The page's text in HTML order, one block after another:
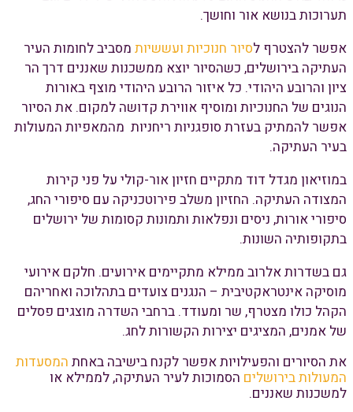
תערוכות בנושא אור וחושך.
אפשר להצטרף לסיור חנוכיות ועששיות מסביב לחומות העיר
העתיקה בירושלים, כשהסיור יוצא ממשכנות שאננים דרך הר
ציון והרובע היהודי. כל איזור הרובע היהודי מוצף באורות
הנוגים של החנוכיות ומוסיף אווירת קדושה למקום. את הסיור
אפשר להמתיק בעזרת סופגניות ריחניות מהמאפיות המעולות
בעיר העתיקה.
במוזיאון מגדל דוד מתקיים חזיון אור-קולי על פני קירות
המצודה העתיקה. החזיון משלב פירוטכניקה עם סיפורי החג,
סיפורי אורות, ניסים ונפלאות ותמונות קסומות של ירושלים
בתקופותיה השונות.
גם בשדרות אלרוב ממילא מתקיימים אירועים. חלקם אירועי
מוסיקה אינטראקטיבית – הנגנים צועדים בתהלוכה ואחריהם
הקהל כולו מצטרף, שר ומעודד. ברחבי השדרה מוצגים פסלים
של אמנים, המציגים יצירות הקשורות לחג.
את הסיורים והפעילויות אפשר לקנח בישיבה באחת המסעדות
המעולות בירושלים הסמוכות לעיר העתיקה, לממילא או
למשכנות שאננים.